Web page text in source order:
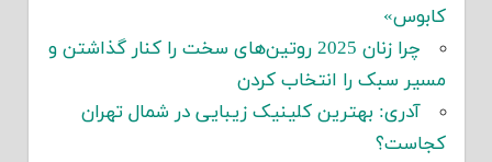
کابوس»
چرا زنان 2025 روتین‌های سخت را کنار گذاشتن و
مسیر سبک را انتخاب کردن
آدری: بهترین کلینیک زیبایی در شمال تهران
کجاست؟